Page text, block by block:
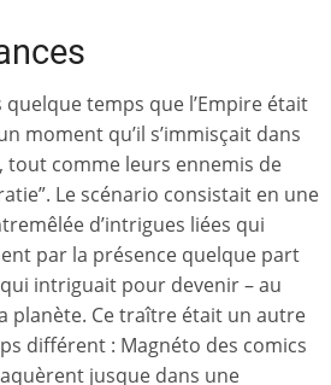
quelque temps que l’Empire était
moment qu’il s’immisçait dans
tout comme leurs ennemis de
Le scénario consistait en une
d’intrigues liées qui
par la présence quelque part
intriguait pour devenir – au
planète. Ce traître était un autre
différent : Magnéto des comics
jusque dans une